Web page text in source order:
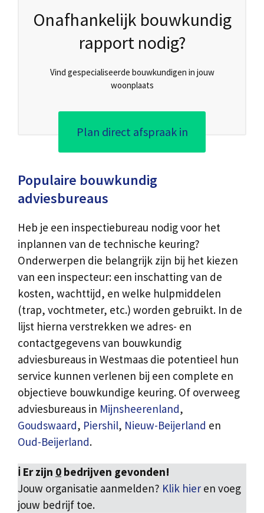
Onafhankelijk bouwkundig
rapport nodig?
Vind gespecialiseerde bouwkundigen in jouw
woonplaats
Plan direct afspraak in
Populaire bouwkundig
adviesbureaus
Heb je een inspectiebureau nodig voor het
inplannen van de technische keuring?
Onderwerpen die belangrijk zijn bij het kiezen
van een inspecteur: een inschatting van de
kosten, wachttijd, en welke hulpmiddelen
(trap, vochtmeter, etc.) worden gebruikt. In de
lijst hierna verstrekken we adres- en
contactgegevens van bouwkundig
adviesbureaus in Westmaas die potentieel hun
service kunnen verlenen bij een complete en
objectieve bouwkundige keuring. Of overweeg
adviesbureaus in Mijnsheerenland,
Goudswaard, Piershil, Nieuw-Beijerland en
Oud-Beijerland.
ℹ️ Er zijn 0 bedrijven gevonden!
Jouw organisatie aanmelden? Klik hier en voeg
jouw bedrijf toe.